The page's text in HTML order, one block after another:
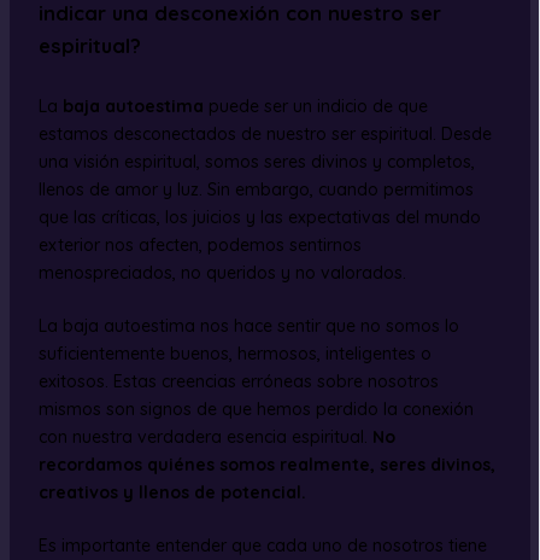
indicar una desconexión con nuestro ser
espiritual?
La baja autoestima puede ser un indicio de que
estamos desconectados de nuestro ser espiritual. Desde
una visión espiritual, somos seres divinos y completos,
llenos de amor y luz. Sin embargo, cuando permitimos
que las críticas, los juicios y las expectativas del mundo
exterior nos afecten, podemos sentirnos
menospreciados, no queridos y no valorados.
La baja autoestima nos hace sentir que no somos lo
suficientemente buenos, hermosos, inteligentes o
exitosos. Estas creencias erróneas sobre nosotros
mismos son signos de que hemos perdido la conexión
con nuestra verdadera esencia espiritual. No
recordamos quiénes somos realmente, seres divinos,
creativos y llenos de potencial.
Es importante entender que cada uno de nosotros tiene